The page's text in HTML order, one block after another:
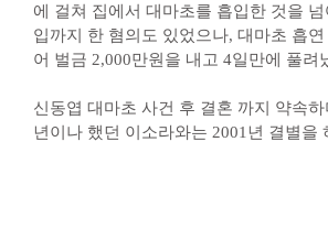
에 걸쳐 집에서 대마초를 흡입한 것을
입까지 한 혐의도 있었으나, 대마초 흡
어 벌금 2,000만원을 내고 4일만에 풀려
신동엽 대마초 사건 후 결혼 까지 약속
년이나 했던 이소라와는 2001년 결별을